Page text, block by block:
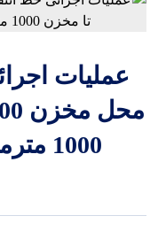
عملیات
1000 مترمکعبی شهر نیاسر